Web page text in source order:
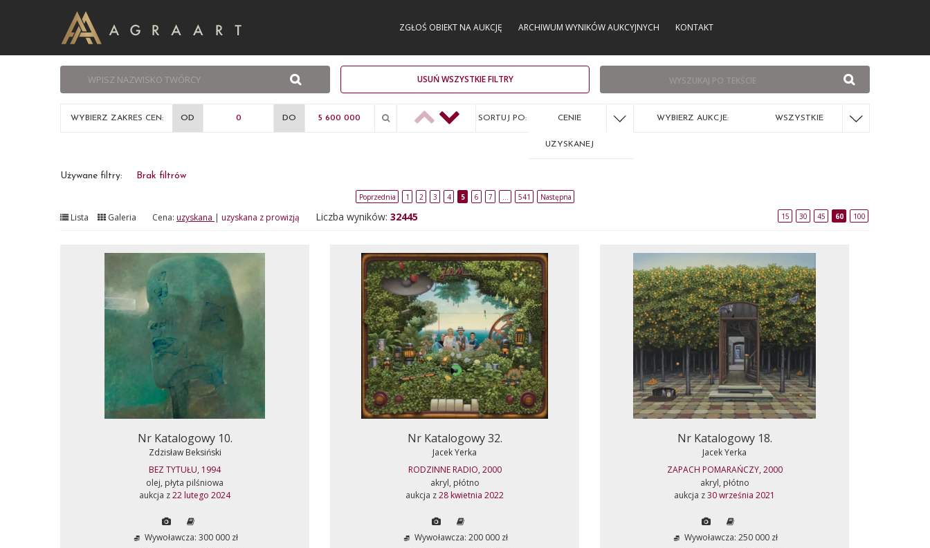
ZGŁOŚ OBIEKT NA AUKCJĘ ARCHIWUM WYNIKÓW AUKCYJNYCH KONTAKT
USUŃ WSZYSTKIE FILTRY
WYBIERZ ZAKRES CEN: OD DO SORTUJ PO: CENIE
UZYSKANEJ
WYBIERZ AUKCJE: WSZYSTKIE
Używane filtry: Brak filtrów
Poprzednia 1 2 3 4 5 6 7 541 Następna
Lista Galeria Cena: uzyskana | uzyskana z prowizją Liczba wyników: 32445 15 30 45 60 100
Nr Katalogowy 10.
Zdzisław Beksiński
BEZ TYTUŁU, 1994
olej, płyta pilśniowa
aukcja z22 lutego 2024
Wywoławcza: 300 000 zł
Nr Katalogowy 32.
Jacek Yerka
RODZINNE RADIO, 2000
akryl, płótno
aukcja z28 kwietnia 2022
Wywoławcza: 200 000 zł
Nr Katalogowy 18.
Jacek Yerka
ZAPACH POMARAŃCZY, 2000
akryl, płótno
aukcja z30 września 2021
Wywoławcza: 250 000 zł